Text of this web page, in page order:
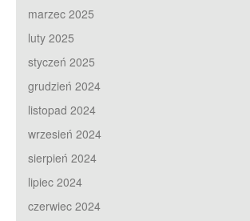
marzec 2025
luty 2025
styczeń 2025
grudzień 2024
listopad 2024
wrzesień 2024
sierpień 2024
lipiec 2024
czerwiec 2024